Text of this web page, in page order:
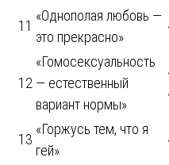
11
«Однополая любовь —
это прекрасно»
12
«Гомосексуальность
— естественный
вариант нормы»
13
«Горжусь тем, что я
гей»